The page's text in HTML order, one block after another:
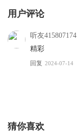
用户评论
听友415807174
精彩
回复 2024-07-14
猜你喜欢